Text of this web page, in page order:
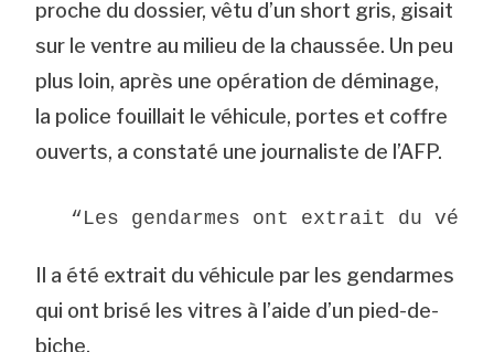
proche du dossier, vêtu d’un short gris, gisait
sur le ventre au milieu de la chaussée. Un peu
plus loin, après une opération de déminage,
la police fouillait le véhicule, portes et coffre
ouverts, a constaté une journaliste de l’AFP.
“Les gendarmes ont extrait du
Il a été extrait du véhicule par les gendarmes
qui ont brisé les vitres à l’aide d’un pied-de-
biche.